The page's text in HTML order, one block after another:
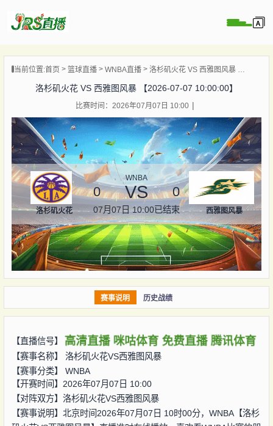
播
像
讯
直播
当前位置:首页 篮球直播 WNBA直播 洛杉矶火花 VS 西雅图风暴 【2026-07-07 10:00:00】
洛杉矶火花 VS 西雅图风暴 【2026-07-07 10:00:00】
比赛时间：2026年07月07日 10:00
洛杉矶火花
WNBA
0 VS 0
07月07日 10:00已结束 西雅图风暴
赛事说明 历史战绩
【直播信号】 高清直播 咪咕体育 免费直播 腾讯体育
【赛事名称】 洛杉矶火花VS西雅图风暴
【赛事分类】 WNBA
【开赛时间】2026年07月07日 10:00
【对阵双方】 洛杉矶火花VS西雅图风暴
【赛事说明】北京时间2026年07月07日 10时00分，WNBA【洛杉